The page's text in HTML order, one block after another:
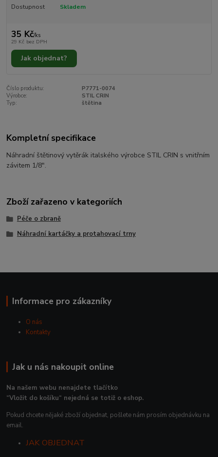
Dostupnost Skladem
35 Kč/ks
29 Kč bez DPH
Jak objednat?
Číslo produktu:
P7771-0074
Výrobce:
STIL CRIN
Typ:
štětina
Kompletní specifikace
Náhradní štětinový vytěrák italského výrobce STIL CRIN s vnitřním
závitem 1/8".
Zboží zařazeno v kategoriích
Péče o zbraně
Náhradní kartáčky a protahovací trny
Informace pro zákazníky
O nás
Kontakty
Jak u nás nakoupit online
Na našem webu nenajdete tlačítko
“Vložit do košíku“ nejedná se totiž o eshop.
Pokud chcete nějaké zboží objednat, pošlete nám prosím objednávku na
email.
JAK OBJEDNAT